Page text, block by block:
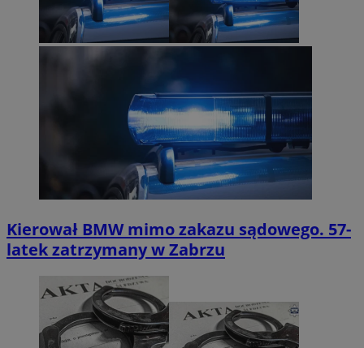
Kierował BMW mimo zakazu sądowego. 57-
latek zatrzymany w Zabrzu